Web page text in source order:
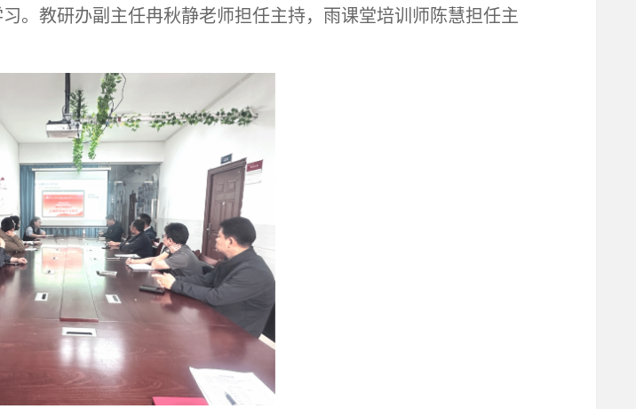
。教研办副主任冉秋静老师担任主持，雨课堂培训师陈慧担任主